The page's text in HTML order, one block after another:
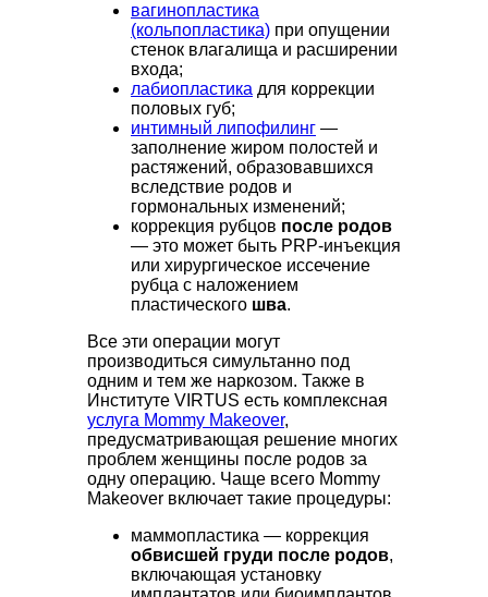
вагинопластика
(кольпопластика) при опущении
стенок влагалища и расширении
входа;
лабиопластика для коррекции
половых губ;
интимный липофилинг —
заполнение жиром полостей и
растяжений, образовавшихся
вследствие родов и
гормональных изменений;
коррекция рубцов после родов
— это может быть PRP-инъекция
или хирургическое иссечение
рубца с наложением
пластического шва.
Все эти операции могут
производиться симультанно под
одним и тем же наркозом. Также в
Институте VIRTUS есть комплексная
услуга Mommy Makeover,
предусматривающая решение многих
проблем женщины после родов за
одну операцию. Чаще всего Mommy
Makeover включает такие процедуры:
маммопластика — коррекция
обвисшей груди после родов,
включающая установку